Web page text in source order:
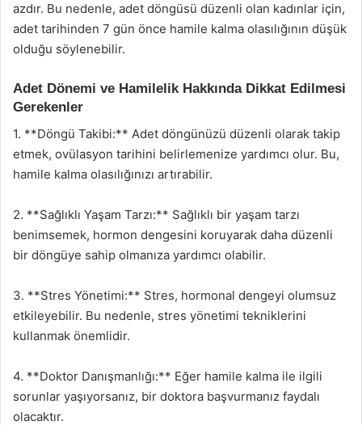
azdır. Bu nedenle, adet döngüsü düzenli olan kadınlar için,
adet tarihinden 7 gün önce hamile kalma olasılığının düşük
olduğu söylenebilir.
Adet Dönemi ve Hamilelik Hakkında Dikkat Edilmesi
Gerekenler
1. **Döngü Takibi:** Adet döngünüzü düzenli olarak takip
etmek, ovülasyon tarihini belirlemenize yardımcı olur. Bu,
hamile kalma olasılığınızı artırabilir.
2. **Sağlıklı Yaşam Tarzı:** Sağlıklı bir yaşam tarzı
benimsemek, hormon dengesini koruyarak daha düzenli
bir döngüye sahip olmanıza yardımcı olabilir.
3. **Stres Yönetimi:** Stres, hormonal dengeyi olumsuz
etkileyebilir. Bu nedenle, stres yönetimi tekniklerini
kullanmak önemlidir.
4. **Doktor Danışmanlığı:** Eğer hamile kalma ile ilgili
sorunlar yaşıyorsanız, bir doktora başvurmanız faydalı
olacaktır.